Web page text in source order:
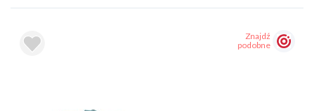
Znajdź
podobne